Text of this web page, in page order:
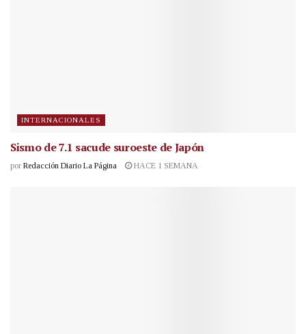
INTERNACIONALES
Sismo de 7.1 sacude suroeste de Japón
por Redacción Diario La Página HACE 1 SEMANA